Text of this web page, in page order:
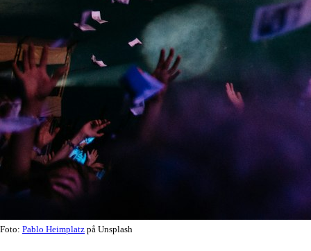
Foto: Pablo Heimplatz på Unsplash